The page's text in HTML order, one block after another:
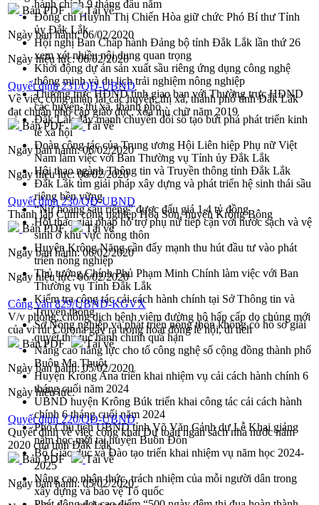
hành chính 9 tháng đầu năm
Đồng chí Huỳnh Thị Chiến Hòa giữ chức Phó Bí thư Tỉnh
ủy Đắk Lắk
Hội nghị Ban Chấp hành Đảng bộ tỉnh Đắk Lắk lần thứ 26
xem xét nhiều nội dung quan trọng
Khởi động dự án sản xuất sầu riêng ứng dụng công nghệ
thông minh và du lịch trải nghiệm nông nghiệp
Thường trực HĐND tỉnh giao ban với Thường trực HĐND
các huyện, thị xã, thành phố
Đắk Lắk đẩy mạnh chuyển đổi số tạo bứt phá phát triển kinh
tế xã hội
Đoàn công tác của Trung ương Hội Liên hiệp Phụ nữ Việt
Nam làm việc với Ban Thường vụ Tỉnh ủy Đắk Lắk
Hội thao ngành Thông tin và Truyền thông tỉnh Đắk Lắk
Đắk Lắk tìm giải pháp xây dựng và phát triển hệ sinh thái sầu
riêng bền vững
“Nữ hoàng sầu riêng” được đấu giá 1,4 tỷ đồng
Hội thảo giải pháp hỗ trợ phụ nữ tiếp cận với nước sạch và vệ
sinh ở khu vực nông thôn
Huyện Krông Năng cần đẩy mạnh thu hút đầu tư vào phát
triển nông nghiệp
Thủ tướng Chính Phủ Phạm Minh Chính làm việc với Ban
Thường vụ Tỉnh Đắk Lắk
Kiểm tra công tác cải cách hành chính tại Sở Thông tin và
Truyền thông
Sở Nông nghiệp và phát triển nông thôn không có hồ sơ giải
quyết thủ tục hành chính quá hạn
Nâng cao năng lực cho tổ công nghệ số cộng đồng thành phố
Buôn Ma Thuột
Huyện Krông Ana triển khai nhiệm vụ cải cách hành chính 6
tháng cuối năm 2024
UBND huyện Krông Búk triển khai công tác cải cách hành
chính 6 tháng cuối năm 2024
Phó Chủ tịch UBND tỉnh Võ Văn Cảnh dự Lễ Khai giảng
năm học mới tại huyện Buôn Đôn
Bộ Giáo dục và Đào tạo triển khai nhiệm vụ năm học 2024-
2025
Nâng cao nhận thức, trách nhiệm của mỗi người dân trong
xây dựng và bảo vệ Tổ quốc
Bản PDF
Tải về
Ngày ban hành:06/02/2020
Ngày hiệu lực:06/02/2020
Quyết định 231/QĐ-UBND
Về việc công nhận lại các huyện, thị xã, thành phố tỉnh Đắk Lắk
đạt chuẩn phổ cập giáo dục, xóa mù chữ năm 2019
Bản PDF
Tải về
Ngày ban hành:06/02/2020
Ngày hiệu lực:06/02/2020
Quyết định 230/QĐ-UBND
Thành lập Cụm công nghiệp Hòa Sơn, huyện Krông Bông
Bản PDF
Tải về
Ngày ban hành:06/02/2020
Ngày hiệu lực:06/02/2020
Công văn 829/UBND-KGVX
V/v phòng, chống dịch bệnh viêm đường hô hấp cấp do chủng mới
của vi rút Corona gây ra trong hoạt động lễ hội, di tích
Bản PDF
Tải về
Ngày ban hành:05/02/2020
Ngày hiệu lực:
Quyết định 220/QĐ-UBND
Quyết định về việc công khai Dự toán ngân sách nhà nước năm
2020 của tỉnh Đắk Lắk
Bản PDF
Tải về
Ngày ban hành:05/02/2020